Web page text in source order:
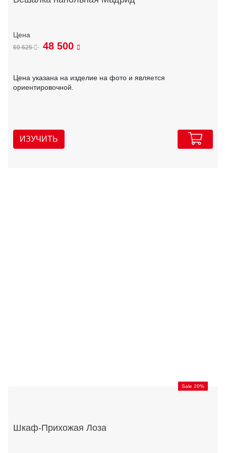
60 625 48 500
Цена указана на изделие на фото и является
ориентировочной.
ИЗУЧИТЬ
Sale 20%
Шкаф-Прихожая Лоза